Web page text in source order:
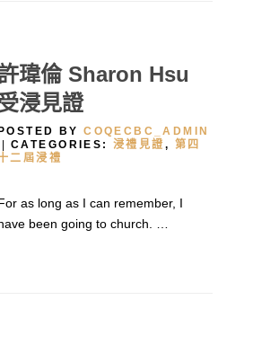
瑋倫 Sharon Hsu
浸見證
POSTED BYCOQECBC_ADMIN
CATEGORIES:浸禮見證, 第四
二屆浸禮
as long as I can remember, I
been going to church. …